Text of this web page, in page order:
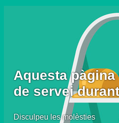
Aquesta
de servei
Disculpeu les molèsties